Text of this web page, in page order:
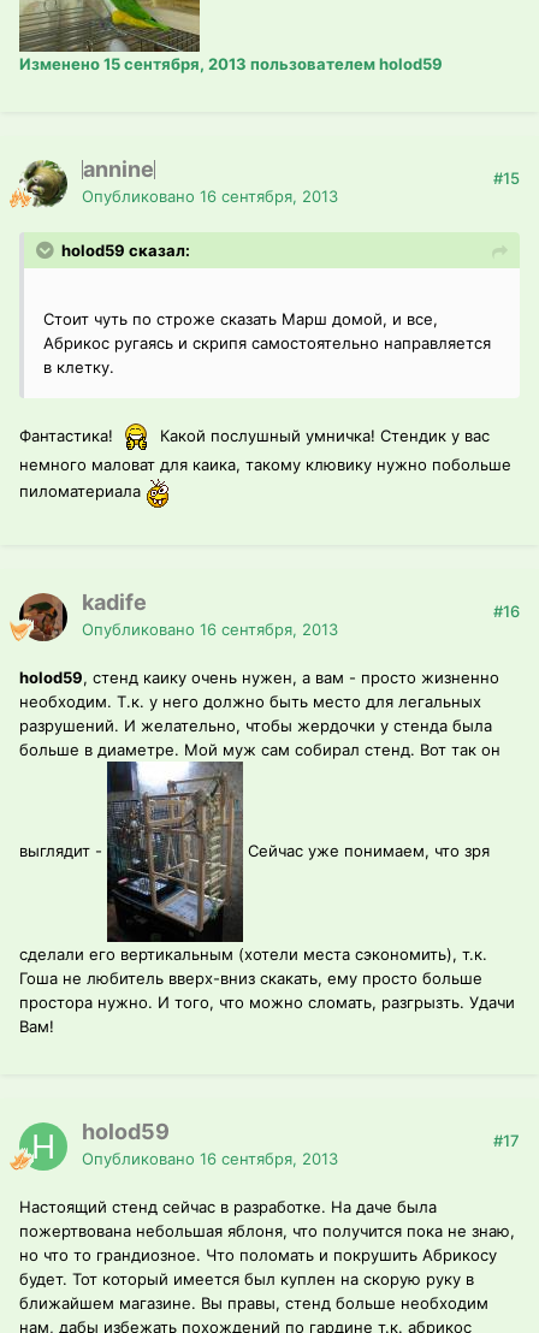
Изменено15 сентября, 2013 пользователем holod59
annine
Опубликовано 16 сентября, 2013
#15
holod59 сказал:
Стоит чуть по строже сказать Марш домой, и все,
Абрикос ругаясь и скрипя самостоятельно направляется
в клетку.
Фантастика!
Какой послушный умничка! Стендик у вас
немного маловат для каика, такому клювику нужно побольше
пиломатериала
kadife
Опубликовано 16 сентября, 2013
#16
holod59, стенд каику очень нужен, а вам - просто жизненно
необходим. Т.к. у него должно быть место для легальных
разрушений. И желательно, чтобы жердочки у стенда была
больше в диаметре. Мой муж сам собирал стенд. Вот так он
выглядит - Сейчас уже понимаем, что зря
сделали его вертикальным (хотели места сэкономить), т.к.
Гоша не любитель вверх-вниз скакать, ему просто больше
простора нужно. И того, что можно сломать, разгрызть. Удачи
Вам!
holod59
Опубликовано 16 сентября, 2013
#17
Настоящий стенд сейчас в разработке. На даче была
пожертвована небольшая яблоня, что получится пока не знаю,
но что то грандиозное. Что поломать и покрушить Абрикосу
будет. Тот который имеется был куплен на скорую руку в
ближайшем магазине. Вы правы, стенд больше необходим
нам, дабы избежать похождений по гардине т.к. абрикос